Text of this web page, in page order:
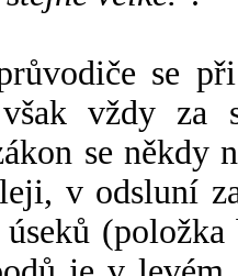
se
vždy za
se někdy
v odsluní